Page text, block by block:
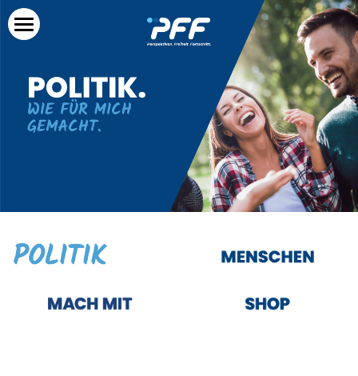
Politik
Menschen
×
SHOPKATEGORIEN
Alle Kategorien
×
BLOG KATEGORIEN
Pressemitteilungen
Archiv